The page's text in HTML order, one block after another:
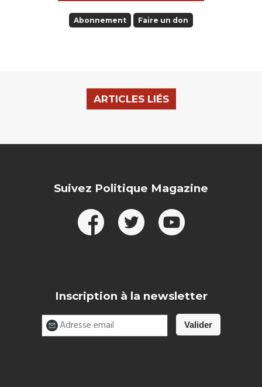
Abonnement Faire un don
ARTICLES LIÉS
Suivez Politique Magazine
Inscription à la newsletter